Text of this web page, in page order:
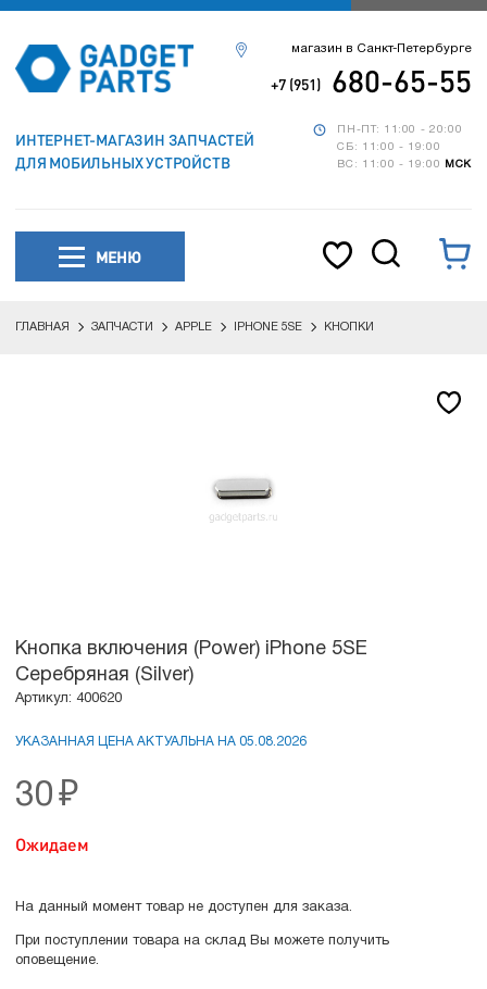
ИНТЕРНЕТ-МАГАЗИН ЗАПЧАСТЕЙ
ДЛЯ МОБИЛЬНЫХ УСТРОЙСТВ
ПН-ПТ: 11:00 - 20:00
СБ: 11:00 - 19:00
ВС: 11:00 - 19:00
МСК
магазин в Санкт-Петербурге
+7 (951) 680-65-55
МЕНЮ
ГЛАВНАЯ ЗАПЧАСТИ APPLE IPHONE 5SE КНОПКИ
Кнопка включения (Power) iPhone 5SE
Серебряная (Silver)
Артикул: 400620
УКАЗАННАЯ ЦЕНА АКТУАЛЬНА НА 05.08.2026
30 ₽
Ожидаем
На данный момент товар не доступен для заказа.
При поступлении товара на склад Вы можете получить
оповещение.